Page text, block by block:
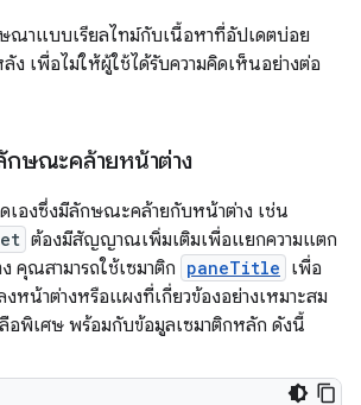
ณาแบบเรียลไทม์กับเนื้อหาที่อัปเดตบ่อย
ง เพื่อไม่ให้ผู้ใช้ได้รับความคิดเห็นอย่างต่อ
ษณะคล้ายหน้าต่าง
องซึ่งมีลักษณะคล้ายกับหน้าต่าง เช่น
ต้องมีสัญญาณเพิ่มเติมเพื่อแยกความแตก
คุณสามารถใช้เซมาติก paneTitle เพื่อ
หน้าต่างหรือแผงที่เกี่ยวข้องอย่างเหมาะสม
ลือพิเศษ พร้อมกับข้อมูลเซมาติกหลัก ดังนี้